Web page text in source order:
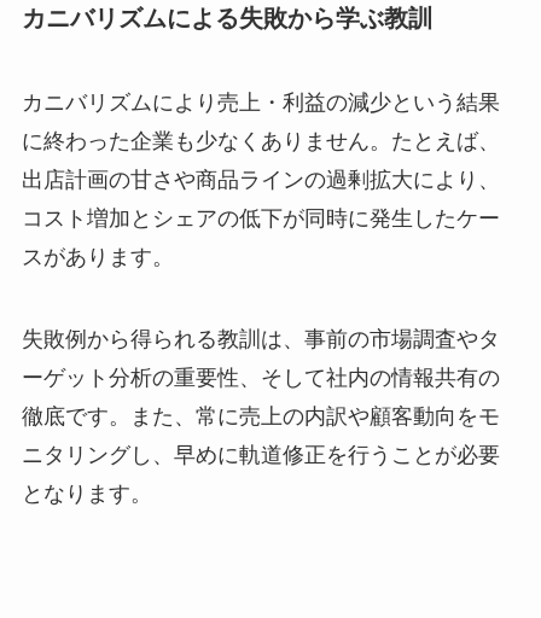
カニバリズムによる失敗から学ぶ教訓
カニバリズムにより売上・利益の減少という結果
に終わった企業も少なくありません。たとえば、
出店計画の甘さや商品ラインの過剰拡大により、
コスト増加とシェアの低下が同時に発生したケー
スがあります。
失敗例から得られる教訓は、事前の市場調査やタ
ーゲット分析の重要性、そして社内の情報共有の
徹底です。また、常に売上の内訳や顧客動向をモ
ニタリングし、早めに軌道修正を行うことが必要
となります。